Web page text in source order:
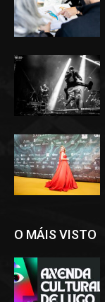
O MÁIS VISTO